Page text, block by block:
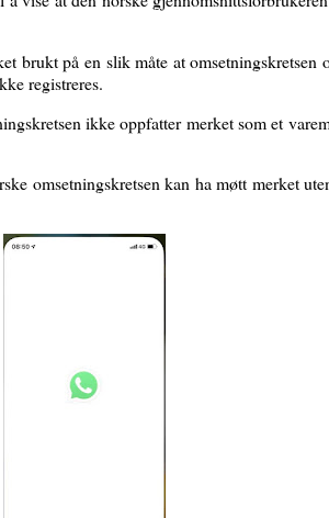
brukt på en slik måte at
registreres.
ikke oppfatter merket som et
omsetningskretsen kan ha møtt merket